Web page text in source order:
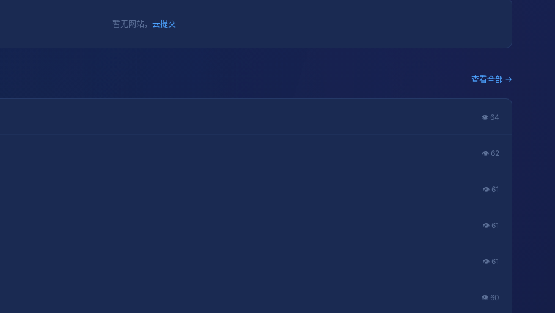
暂无网站， 去提交
查看全部 →
👁 64
👁 62
👁 61
👁 61
👁 61
👁 60